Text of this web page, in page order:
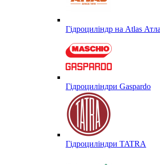
Гідроциліндр на Atlas
Гідроциліндри Gaspardo
Гідроциліндри TATRA